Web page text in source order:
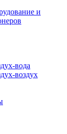
и
вода
воздух